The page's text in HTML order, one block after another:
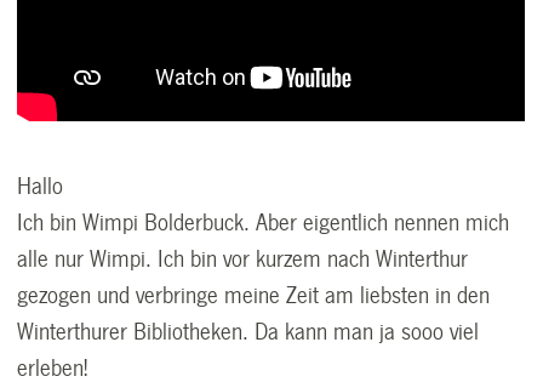
Hallo
Ich bin Wimpi Bolderbuck. Aber eigentlich nennen mich
alle nur Wimpi. Ich bin vor kurzem nach Winterthur
gezogen und verbringe meine Zeit am liebsten in den
Winterthurer Bibliotheken. Da kann man ja sooo viel
erleben!